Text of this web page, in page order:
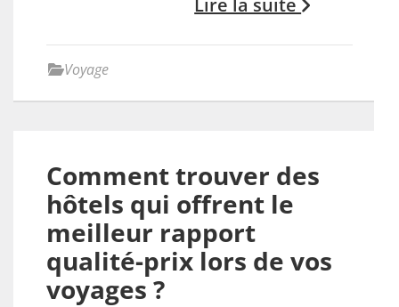
Lire la suite
Voyage
Comment trouver des
hôtels qui offrent le
meilleur rapport
qualité-prix lors de vos
voyages ?